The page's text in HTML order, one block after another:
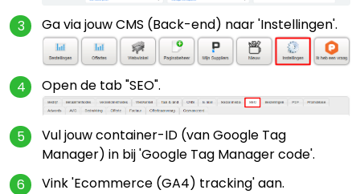
Ga via jouw CMS (Back-end) naar 'Instellingen'.
Open de tab "SEO".
Vul jouw container-ID (van Google Tag
Manager) in bij 'Google Tag Manager code'.
Vink 'Ecommerce (GA4) tracking' aan.